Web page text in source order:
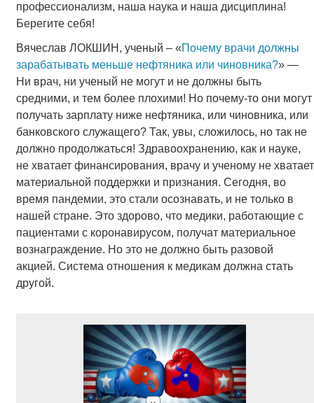
профессионализм, наша наука и наша дисциплина!
Берегите себя!
Вячеслав ЛОКШИН, ученый – «Почему врачи должны
зарабатывать меньше нефтяника или чиновника?» —
Ни врач, ни ученый не могут и не должны быть
средними, и тем более плохими! Но почему-то они могут
получать зарплату ниже нефтяника, или чиновника, или
банковского служащего? Так, увы, сложилось, но так не
должно продолжаться! Здравоохранению, как и науке,
не хватает финансирования, врачу и ученому не хватает
материальной поддержки и признания. Сегодня, во
время пандемии, это стали осознавать, и не только в
нашей стране. Это здорово, что медики, работающие с
пациентами с коронавирусом, получат материальное
вознаграждение. Но это не должно быть разовой
акцией. Система отношения к медикам должна стать
другой.